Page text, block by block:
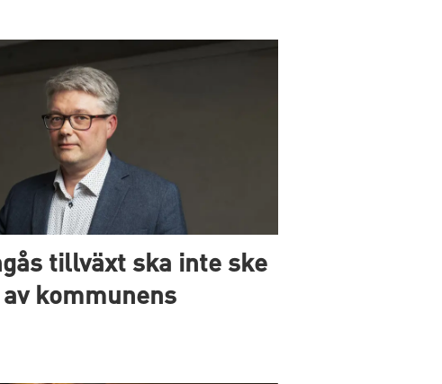
tillväxt ska inte ske
kommunens